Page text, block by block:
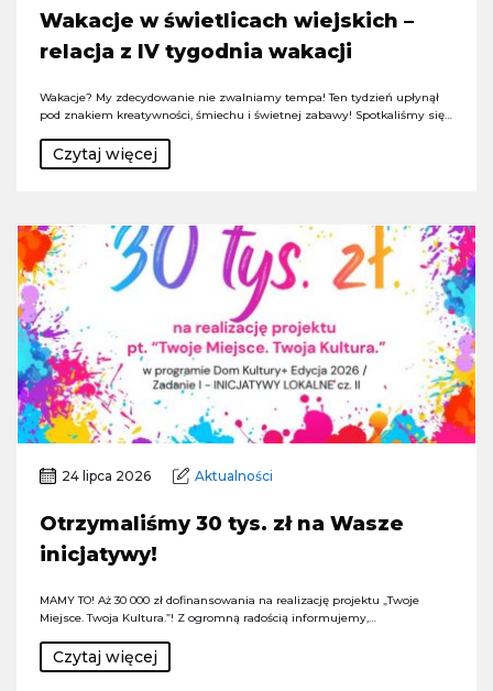
Wakacje w świetlicach wiejskich –
relacja z IV tygodnia wakacji
Wakacje? My zdecydowanie nie zwalniamy tempa! Ten tydzień upłynął
pod znakiem kreatywności, śmiechu i świetnej zabawy! Spotkaliśmy się…
Czytaj więcej
24 lipca 2026 Aktualności
Otrzymaliśmy 30 tys. zł na Wasze
inicjatywy!
MAMY TO! Aż 30 000 zł dofinansowania na realizację projektu „Twoje
Miejsce. Twoja Kultura.”! Z ogromną radością informujemy,…
Czytaj więcej